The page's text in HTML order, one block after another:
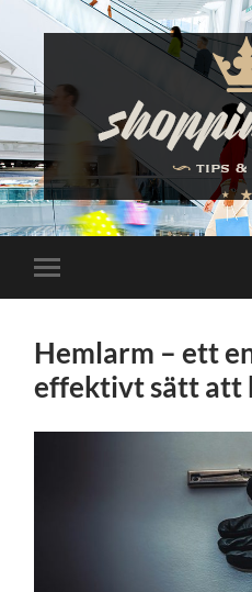
Slå
på/av
Hemlarm – ett
effektivt sätt att